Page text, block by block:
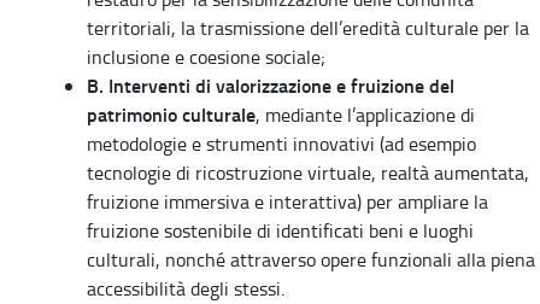
territoriali, la trasmissione dell’eredità culturale per la
inclusione e coesione sociale;
B. Interventi di valorizzazione e fruizione del
patrimonio culturale, mediante l’applicazione di
metodologie e strumenti innovativi (ad esempio
tecnologie di ricostruzione virtuale, realtà aumentata,
fruizione immersiva e interattiva) per ampliare la
fruizione sostenibile di identificati beni e luoghi
culturali, nonché attraverso opere funzionali alla piena
accessibilità degli stessi.